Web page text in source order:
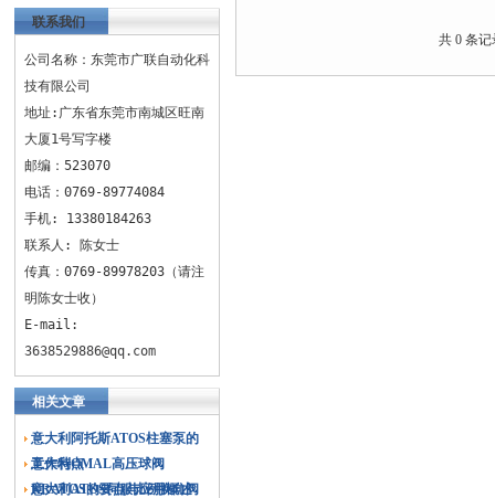
联系我们
公司名称：东莞市广联自动化科
技有限公司
地址:广东省东莞市南城区旺南
大厦1号写字楼
邮编：523070
电话：0769-89774084
手机: 13380184263
联系人: 陈女士
传真：0769-89978203（请注
明陈女士收）
E-mail:
3638529886@qq.com
相关文章
意大利阿托斯ATOS柱塞泵的
工作特点
意大利OMAL高压球阀
KRATOS的要点与应用概述
意大利ATOS伺服比例换向阀
共 0 条